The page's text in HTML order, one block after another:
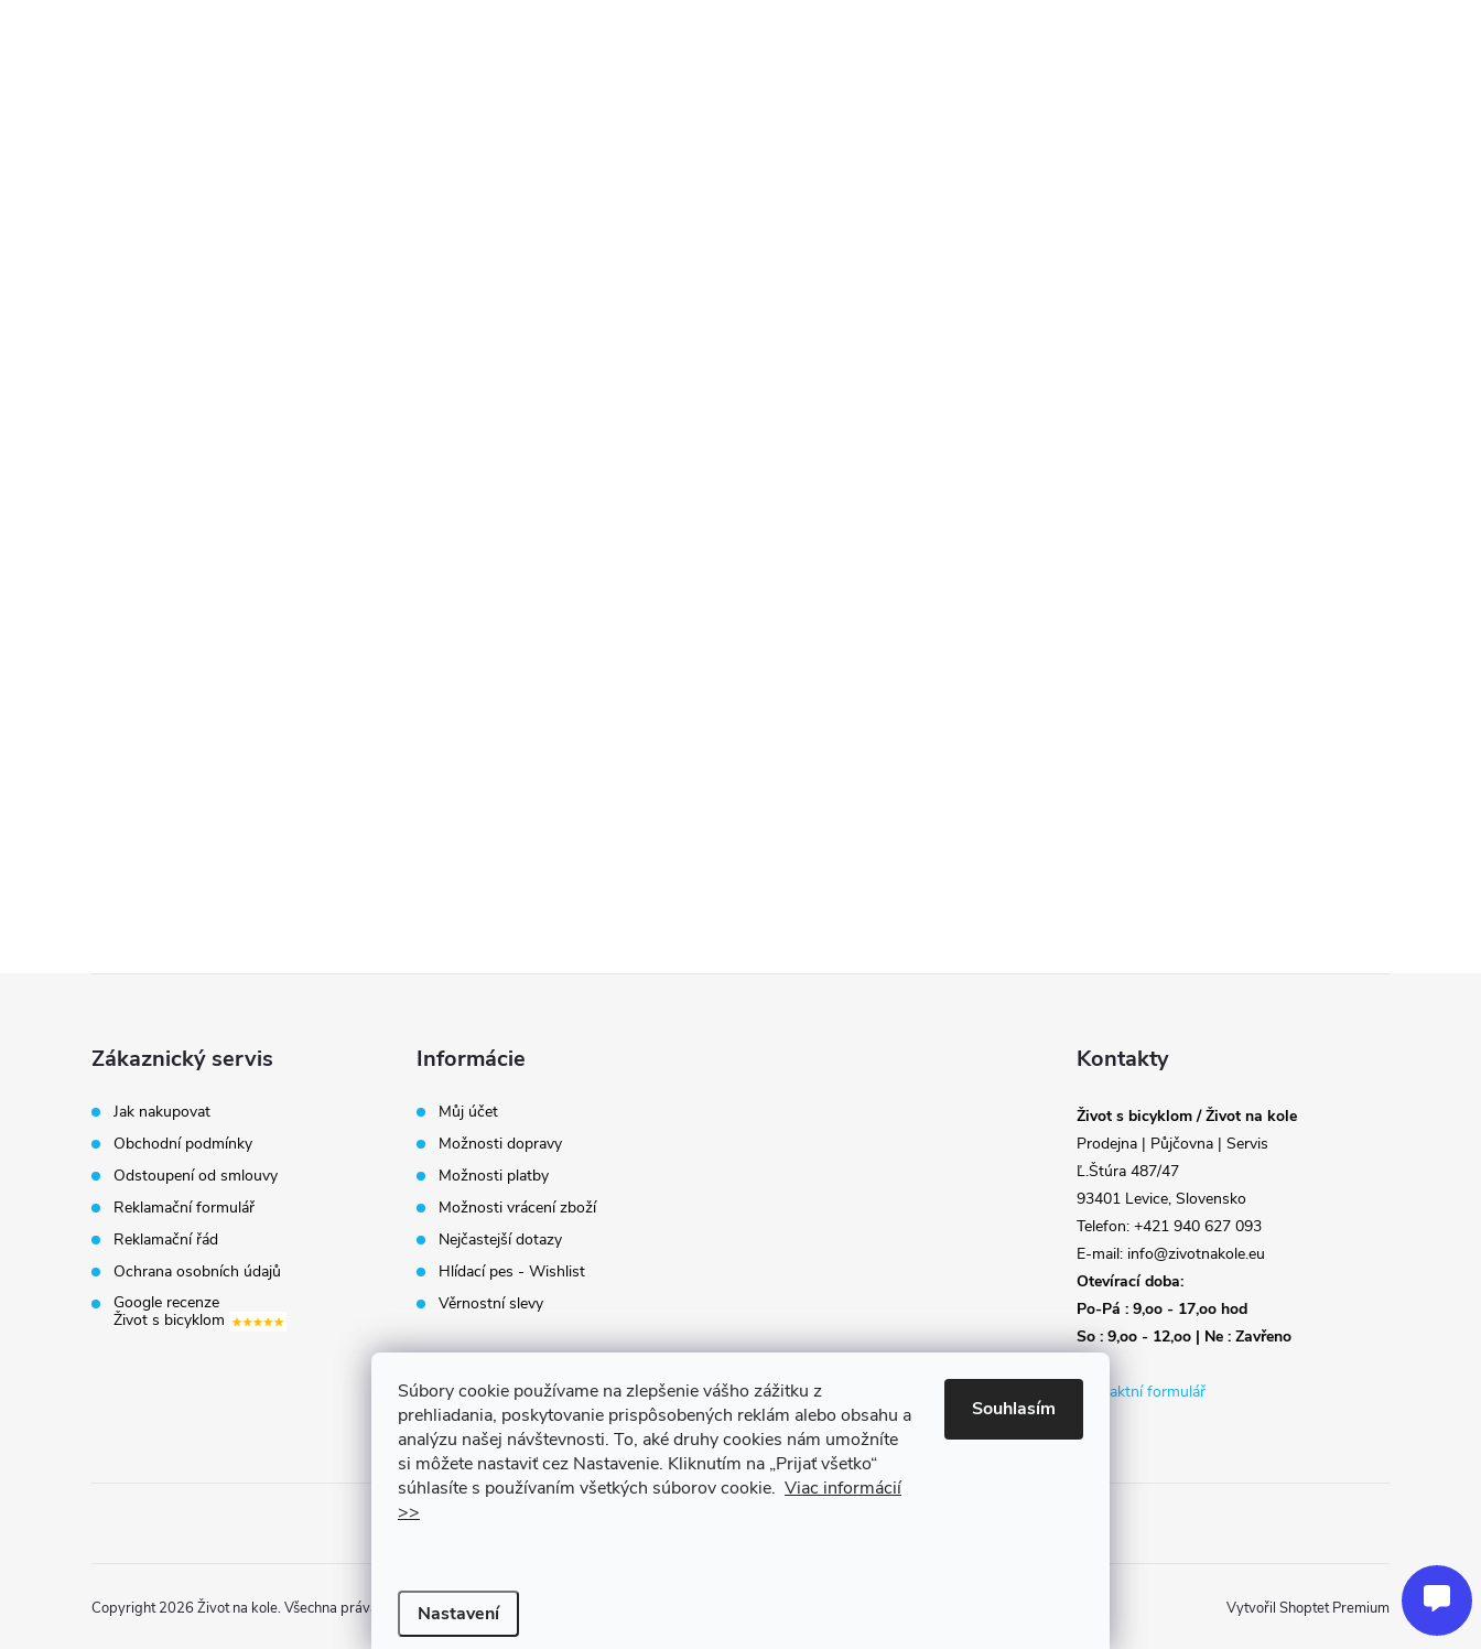
Súbory cookie používame na zlepšenie vášho zážitku z
prehliadania, poskytovanie prispôsobených reklám alebo obsahu a
analýzu našej návštevnosti. To, aké druhy cookies nám umožníte
si môžete nastaviť cez Nastavenie. Kliknutím na „Prijať všetko“
súhlasíte s používaním všetkých súborov cookie. Viac informácií
>>
Nastavení
Souhlasím
Zákaznický servis
Jak nakupovat
Obchodní podmínky
Odstoupení od smlouvy
Reklamační formulář
Reklamační řád
Ochrana osobních údajů
Google recenze
Život s bicyklom
Informácie
Můj účet
Možnosti dopravy
Možnosti platby
Možnosti vrácení zboží
Nejčastejší dotazy
Hlídací pes - Wishlist
Věrnostní slevy
Kontakty
Život s bicyklom / Život na kole
Prodejna | Půjčovna | Servis
Ľ.Štúra 487/47
93401 Levice, Slovensko
Telefon: +421 940 627 093
E-mail: info@zivotnakole.eu
Otevírací doba:
Po-Pá : 9,oo - 17,oo hod
So : 9,oo - 12,oo | Ne : Zavřeno
Kontaktní formulář
Vytvořil Shoptet Premium
Copyright 2026 Život na kole. Všechna práva vyhrazena.Upravit nastavení cookies
Poslat